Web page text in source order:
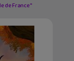
de France"